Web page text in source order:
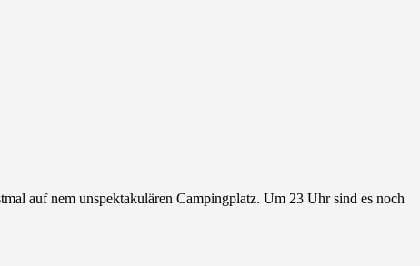
auf nem unspektakulären Campingplatz. Um 23 Uhr sind es noch